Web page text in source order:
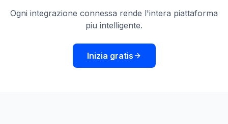
Ogni integrazione connessa rende l'intera piattaforma
piu intelligente.
Inizia gratis